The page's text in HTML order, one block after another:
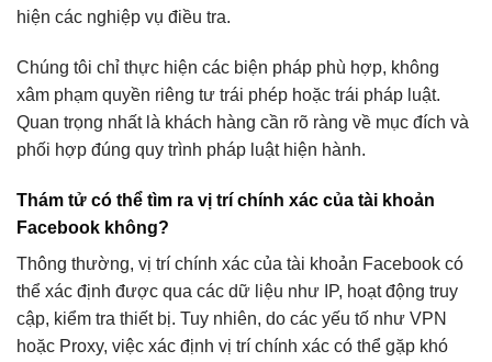
hiện các nghiệp vụ điều tra.
Chúng tôi chỉ thực hiện các biện pháp phù hợp, không
xâm phạm quyền riêng tư trái phép hoặc trái pháp luật.
Quan trọng nhất là khách hàng cần rõ ràng về mục đích và
phối hợp đúng quy trình pháp luật hiện hành.
Thám tử có thể tìm ra vị trí chính xác của tài khoản
Facebook không?
Thông thường, vị trí chính xác của tài khoản Facebook có
thể xác định được qua các dữ liệu như IP, hoạt động truy
cập, kiểm tra thiết bị. Tuy nhiên, do các yếu tố như VPN
hoặc Proxy, việc xác định vị trí chính xác có thể gặp khó